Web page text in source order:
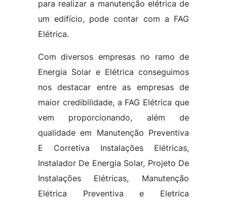
para realizar a manutenção elétrica de
um edifício, pode contar com a FAG
Elétrica.
Com diversos empresas no ramo de
Energia Solar e Elétrica conseguimos
nos destacar entre as empresas de
maior credibilidade, a FAG Elétrica que
vem proporcionando, além de
qualidade em Manutenção Preventiva
E Corretiva Instalações Elétricas,
Instalador De Energia Solar, Projeto De
Instalações Elétricas, Manutenção
Elétrica Preventiva e Eletrica